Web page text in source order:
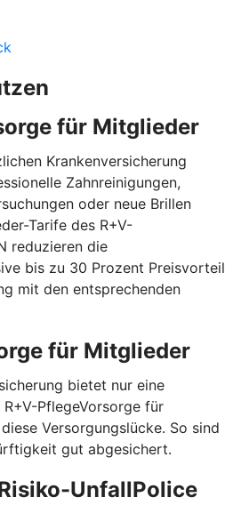
für Mitglieder
Krankenversicherung
Zahnreinigungen,
oder neue Brillen
Tarife des R+V-
reduzieren die
bis zu 30 Prozent Preis­vorteil
mit den entspre­chenden
für Mitglieder
bietet nur eine
PflegeVorsorge für
Versorgungslücke. So sind
gut abgesichert.
UnfallPolice